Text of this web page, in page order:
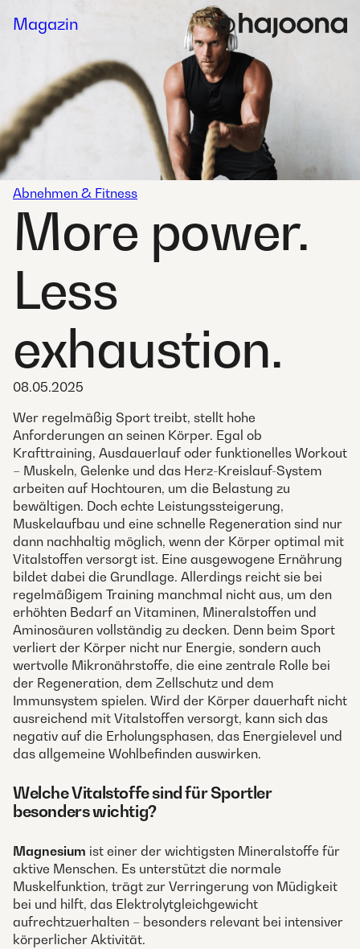
Magazin
Abnehmen & Fitness
More power.
Less
exhaustion.
08.05.2025
Wer regelmäßig Sport treibt, stellt hohe
Anforderungen an seinen Körper. Egal ob
Krafttraining, Ausdauerlauf oder funktionelles Workout
– Muskeln, Gelenke und das Herz-Kreislauf-System
arbeiten auf Hochtouren, um die Belastung zu
bewältigen. Doch echte Leistungssteigerung,
Muskelaufbau und eine schnelle Regeneration sind nur
dann nachhaltig möglich, wenn der Körper optimal mit
Vitalstoffen versorgt ist. Eine ausgewogene Ernährung
bildet dabei die Grundlage. Allerdings reicht sie bei
regelmäßigem Training manchmal nicht aus, um den
erhöhten Bedarf an Vitaminen, Mineralstoffen und
Aminosäuren vollständig zu decken. Denn beim Sport
verliert der Körper nicht nur Energie, sondern auch
wertvolle Mikronährstoffe, die eine zentrale Rolle bei
der Regeneration, dem Zellschutz und dem
Immunsystem spielen. Wird der Körper dauerhaft nicht
ausreichend mit Vitalstoffen versorgt, kann sich das
negativ auf die Erholungsphasen, das Energielevel und
das allgemeine Wohlbefinden auswirken.
Welche Vitalstoffe sind für Sportler
besonders wichtig?
Magnesium ist einer der wichtigsten Mineralstoffe für
aktive Menschen. Es unterstützt die normale
Muskelfunktion, trägt zur Verringerung von Müdigkeit
bei und hilft, das Elektrolytgleichgewicht
aufrechtzuerhalten – besonders relevant bei intensiver
körperlicher Aktivität.